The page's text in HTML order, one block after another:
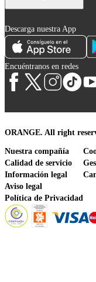
Descarga nuestra App
Encuéntranos en redes
ORANGE. All right
Nuestra compañía
Calidad de servicio
Información legal
Aviso legal
Política de Privacidad